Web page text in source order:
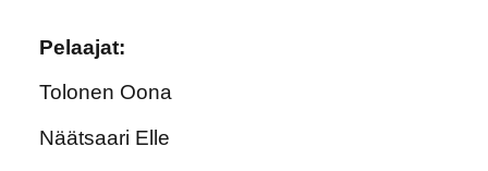
Pelaajat:
Tolonen Oona
Näätsaari Elle